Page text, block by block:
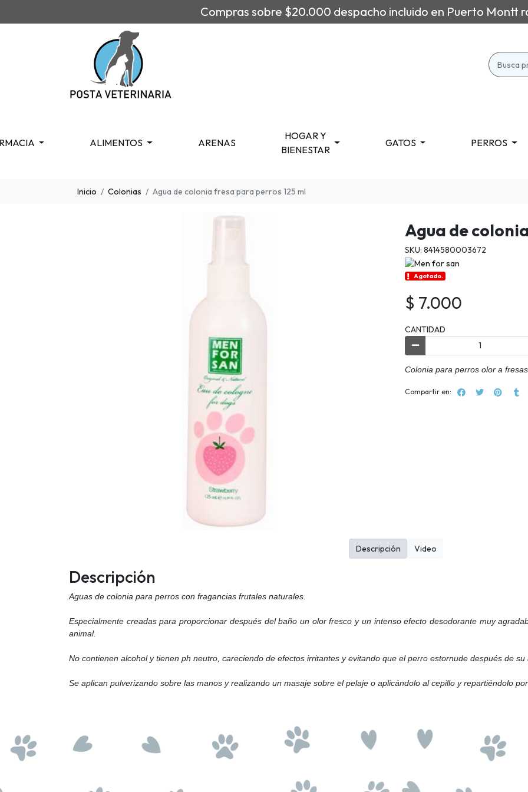
Compras sobre $20.000 despacho incluido en Puerto Montt
ALIMENTOS ARENAS
HOGAR Y
BIENESTAR
GATOS PERROS
Inicio Colonias Agua de colonia fresa para perros 125 ml
Agua de
SKU: 8414580003672
Agotado.
$ 7.000
CANTIDAD
Colonia para perros olor a fresas.
Compartir en:
Descripción
Aguas de colonia para perros con fragancias frutales naturales.
Especialmente creadas para proporcionar después del baño un olor fresco y un intenso efecto desodorante muy
animal.
No contienen alcohol y tienen ph neutro, careciendo de efectos irritantes y evitando que el perro estornude después de su
Se aplican pulverizando sobre las manos y realizando un masaje sobre el pelaje o aplicándolo al cepillo y repartiéndolo
Descripción Video